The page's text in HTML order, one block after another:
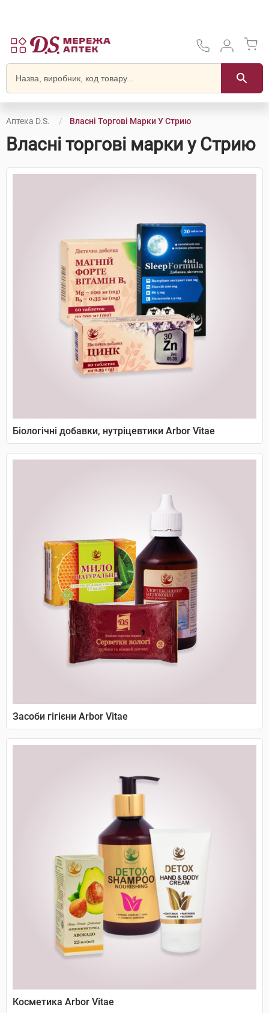
Аптека D.S. Власні Торгові Марки У Стрию
Власні торгові марки у Стрию
Біологічні добавки, нутріцевтики Arbor Vitae
Засоби гігієни Arbor Vitae
Косметика Arbor Vitae